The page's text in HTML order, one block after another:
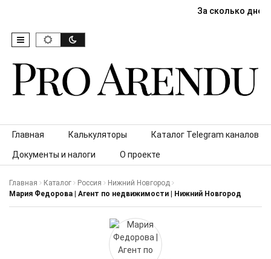
За сколько дней
Skip to content
Главная Калькуляторы Каталог Telegram каналов
Документы и налоги О проекте
Главная Каталог Россия
Нижний Новгород
Мария Федорова | Агент по недвижимости | Нижний Новгород